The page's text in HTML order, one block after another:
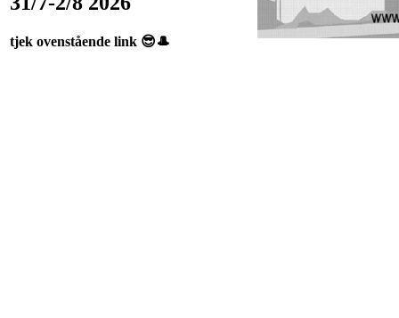
tjek ovenstående link 😎🎩